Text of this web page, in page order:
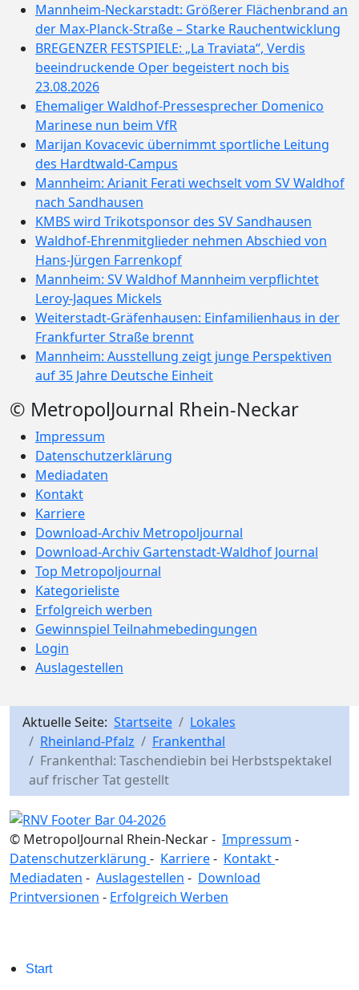
Mannheim-Neckarstadt: Größerer Flächenbrand an
der Max-Planck-Straße – Starke Rauchentwicklung
BREGENZER FESTSPIELE: „La Traviata“, Verdis
beeindruckende Oper begeistert noch bis
23.08.2026
Ehemaliger Waldhof-Pressesprecher Domenico
Marinese nun beim VfR
Marijan Kovacevic übernimmt sportliche Leitung
des Hardtwald-Campus
Mannheim: Arianit Ferati wechselt vom SV Waldhof
nach Sandhausen
KMBS wird Trikotsponsor des SV Sandhausen
Waldhof-Ehrenmitglieder nehmen Abschied von
Hans-Jürgen Farrenkopf
Mannheim: SV Waldhof Mannheim verpflichtet
Leroy-Jaques Mickels
Weiterstadt-Gräfenhausen: Einfamilienhaus in der
Frankfurter Straße brennt
Mannheim: Ausstellung zeigt junge Perspektiven
auf 35 Jahre Deutsche Einheit
© MetropolJournal Rhein-Neckar
Impressum
Datenschutzerklärung
Mediadaten
Kontakt
Karriere
Download-Archiv Metropoljournal
Download-Archiv Gartenstadt-Waldhof Journal
Top Metropoljournal
Kategorieliste
Erfolgreich werben
Gewinnspiel Teilnahmebedingungen
Login
Auslagestellen
Aktuelle Seite: Startseite
Lokales
Rheinland-Pfalz
Frankenthal
Frankenthal: Taschendiebin bei Herbstspektakel
auf frischer Tat gestellt
© MetropolJournal Rhein-Neckar - Impressum -
Datenschutzerklärung - Karriere- Kontakt-
Mediadaten - Auslagestellen - Download
Printversionen - Erfolgreich Werben
Start